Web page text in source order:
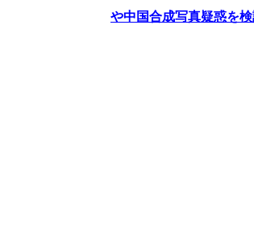
や中国合成写真疑惑を検